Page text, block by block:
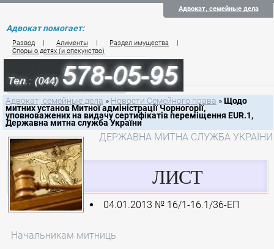
Адвокат, семейные дела
Адвокат помогает:
Развод | Алименты | Раздел имущества
|
Споры о детях (и опекунство)
Цены на услуги по семейному праву
Контакты семейного юриста
Адвокат, семейные дела » Новости Семейного права »Щодо
митних установ Митної адміністрації Чорногорії,
уповноважених на видачу сертифікатів переміщення EUR.1,
Державна митна служба України
ДЕРЖАВНА МИТНА СЛУЖБА УКРАЇНИ
ЛИСТ
04.01.2013 № 16/1-16.1/36-ЕП
Начальникам митниць